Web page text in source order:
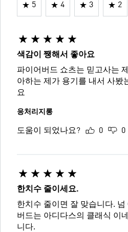
5 4 3 2
색감이 쨍해서 좋아요
파이어버드 쇼츠는 믿고사는
아하는 제가 용기를 내서 사봤
요
응처리지롱
도움이 되었나요? 0 0
한치수 줄이세요.
한치수 줄이면 잘 맞습니다. 넘
버드는 아디다스의 클래식 이
니다.